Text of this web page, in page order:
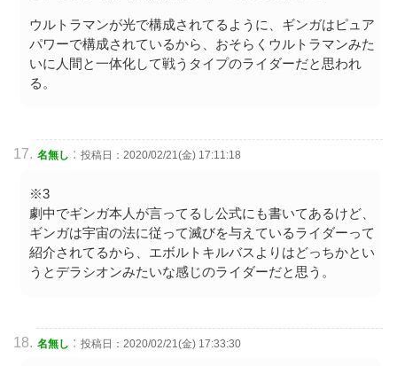
ウルトラマンが光で構成されてるように、ギンガはピュア
パワーで構成されているから、おそらくウルトラマンみた
いに人間と一体化して戦うタイプのライダーだと思われ
る。
名無し : 投稿日：2020/02/21(金) 17:11:18
※3
劇中でギンガ本人が言ってるし公式にも書いてあるけど、
ギンガは宇宙の法に従って滅びを与えているライダーって
紹介されてるから、エボルトキルバスよりはどっちかとい
うとデラシオンみたいな感じのライダーだと思う。
名無し : 投稿日：2020/02/21(金) 17:33:30